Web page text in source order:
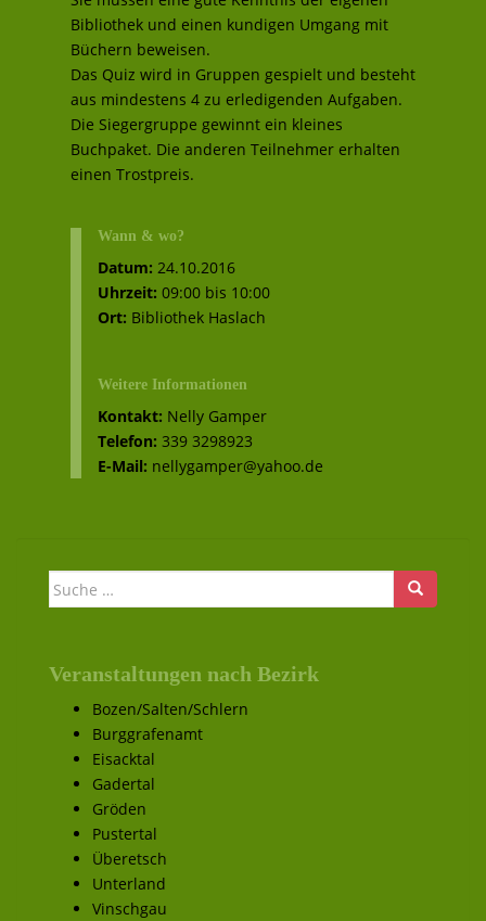
Bibliothek und einen kundigen Umgang mit
Büchern beweisen.
Das Quiz wird in Gruppen gespielt und besteht
aus mindestens 4 zu erledigenden Aufgaben.
Die Siegergruppe gewinnt ein kleines
Buchpaket. Die anderen Teilnehmer erhalten
einen Trostpreis.
Wann & wo?
Datum: 24.10.2016
Uhrzeit: 09:00 bis 10:00
Ort: Bibliothek Haslach
Weitere Informationen
Kontakt: Nelly Gamper
Telefon: 339 3298923
E-Mail: nellygamper@yahoo.de
Suche nach:
Veranstaltungen nach Bezirk
Bozen/Salten/Schlern
Burggrafenamt
Eisacktal
Gadertal
Gröden
Pustertal
Überetsch
Unterland
Vinschgau